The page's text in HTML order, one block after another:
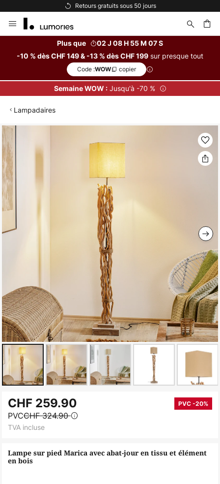
Allez
au
Plus que
02 J 08 H 55 M 06 S
-10 % dès CHF 149 & -13 % dès CHF 199 sur presque tout
Code :WOW copier
Semaine WOW :Jusqu'à -70 %
Lampadaires
Skip
to
the
end
of
the
images
gallery
to
the
beginning
the
images
Lampe sur pied Marica avec abat-jour en tissu et élément
en bois
CHF 259.90 PVC -20%
PVCCHF 324.90
TVA incluse